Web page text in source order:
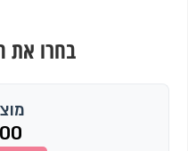
בחרו את